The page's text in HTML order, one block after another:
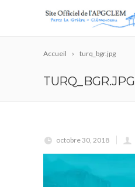
Accueil turq_bgr.jpg
TURQ_BGR.JPG
octobre 30, 2018